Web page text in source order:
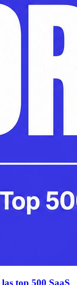
top 500 SaaS